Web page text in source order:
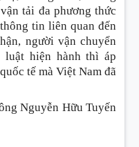
tải đa phương thức
tin liên quan đến
người vận chuyển
hiện hành thì áp
tế mà Việt Nam đã
Nguyễn Hữu Tuyến